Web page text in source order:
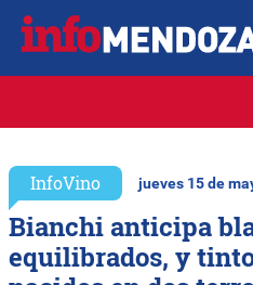
InfoVino jueves 15 de
Bianchi anticipa
equilibrados, y